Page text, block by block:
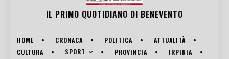
IL PRIMO QUOTIDIANO DI BENEVENTO
HOME CRONACA POLITICA
ATTUALITÀ
CULTURA
SPORT PROVINCIA
IRPINIA